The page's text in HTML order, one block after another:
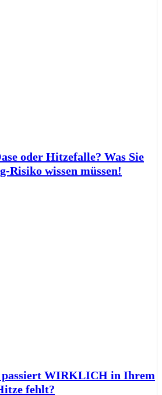
oder Hitzefalle? Was Sie
Risiko wissen müssen!
passiert WIRKLICH in Ihrem
fehlt?